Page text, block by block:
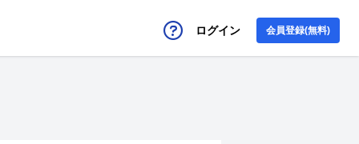
ログイン 会員登録(無料)